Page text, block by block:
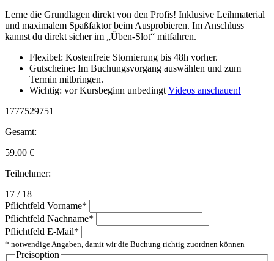
Lerne die Grundlagen direkt von den Profis! Inklusive Leihmaterial
und maximalem Spaßfaktor beim Ausprobieren. Im Anschluss
kannst du direkt sicher im „Üben-Slot“ mitfahren.
Flexibel: Kostenfreie Stornierung bis 48h vorher.
Gutscheine: Im Buchungsvorgang auswählen und zum
Termin mitbringen.
Wichtig: vor Kursbeginn unbedingt Videos anschauen!
1777529751
Gesamt:
59.00 €
Teilnehmer:
17 / 18
Pflichtfeld Vorname*
Pflichtfeld Nachname*
Pflichtfeld E-Mail*
* notwendige Angaben, damit wir die Buchung richtig zuordnen können
Preisoption